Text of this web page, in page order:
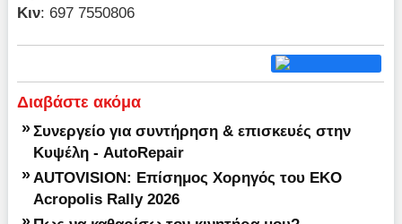
Κιν: 697 7550806
Διαβάστε ακόμα
» Συνεργείο για συντήρηση & επισκευές στην
Κυψέλη - AutoRepair
» AUTOVISION: Επίσημος Χορηγός του EKO
Acropolis Rally 2026